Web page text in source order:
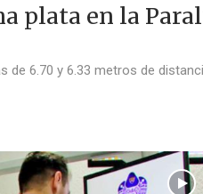
plata en la
de 6.70 y 6.33 metros de